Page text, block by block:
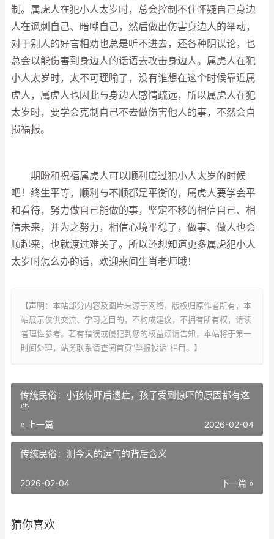
制。属虎人在犯小人太岁时，总会控制不住怀疑自己身边
人在讽刺自己、暗嘲自己，然后做出伤害身边人的举动，
对于别人的好言相劝也总是听不进去，还各种阴谋论，也
总会以能伤害到身边人的话语去攻击身边人。属虎人在犯
小人太岁时，太不可理喻了，没有谁想在这个时候靠近属
虎人，属虎人也因此与身边人感情疏远，所以属虎人在犯
太岁时，要学会克制自己不去做伤害他人的事，不然会自
损福报。
期盼和祝福属虎人可以顺利度过犯小人太岁的时候
吧！终生平等，顺利与不顺都是平衡的，属虎人要学会平
和看待，努力做自己能做的事，坚定不移的相信自己、相
信未来，并为之努力，相信心境平稳了，做事、做人也会
顺起来，也就渡过难关了。所以还想知道更多属虎犯小人
太岁时怎么办的话，欢迎来问生肖老师哦！
【声明：本站部分内容及图片来源于网络，版权归原作者所有，本
站展示仅供交流、学习之目的，不构成建议，不拥有所有权，请读
者理性参考。若有错误或侵犯到您的权益烦请告知，本站将于第一
时间处理，站务联系请查阅首页“举报投诉”栏目。】
传统民俗：小孩惊吓后遗症，孩子受到惊吓的原因都有这
些
« 上一篇 2026-02-04
传统民俗：测今天的运气的背后含义
下一篇 »
2026-02-04
猜你喜欢